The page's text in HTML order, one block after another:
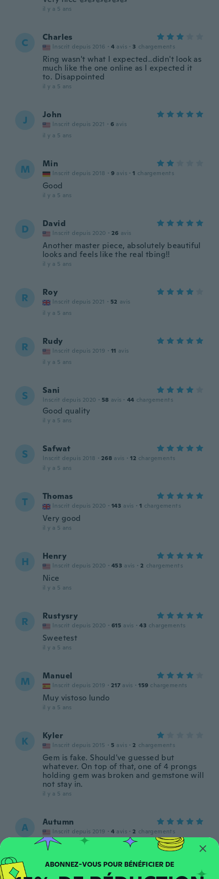
il y a 5 ans
C Charles
Inscrit depuis 2016 · 4 avis · 3 chargements
Ring wasn't what I expected..didn't look as
much like the one online as I expected it
to. Disappointed
il y a 5 ans
J John
Inscrit depuis 2021 · 6 avis
il y a 5 ans
M Min
Inscrit depuis 2018 · 9 avis · 1 chargements
Good
il y a 5 ans
D David
Inscrit depuis 2020 · 26 avis
Another master piece, absolutely beautiful
looks and feels like the real tbing!!
il y a 5 ans
R Roy
Inscrit depuis 2021 · 52 avis
il y a 5 ans
R Rudy
Inscrit depuis 2019 · 11 avis
il y a 5 ans
S Sani
Inscrit depuis 2020 · 58 avis · 44 chargements
Good quality
il y a 5 ans
S Safwat
Inscrit depuis 2018 · 268 avis · 12 chargements
il y a 5 ans
T Thomas
Inscrit depuis 2020 · 143 avis · 1 chargements
Very good
il y a 5 ans
H Henry
Inscrit depuis 2020 · 453 avis · 2 chargements
Nice
il y a 5 ans
R Rustysry
Inscrit depuis 2020 · 615 avis · 43 chargements
Sweetest
il y a 5 ans
M Manuel
Inscrit depuis 2019 · 217 avis · 159 chargements
Muy vistoso lundo
il y a 5 ans
K Kyler
Inscrit depuis 2015 · 5 avis · 2 chargements
Gem is fake. Should've guessed but
whatever. On top of that, one of 4 prongs
holding gem was broken and gemstone will
not stay in.
il y a 5 ans
A Autumn
Inscrit depuis 2019 · 4 avis · 2 chargements
I was waiting a couple of weeks after
receiving all of my rings before I reviewed
them for the purpose of seeing whether it
would turn your finger green after a while